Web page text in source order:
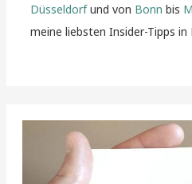
Düsseldorfund von Bonn bis
meine liebsten Insider-Tipps